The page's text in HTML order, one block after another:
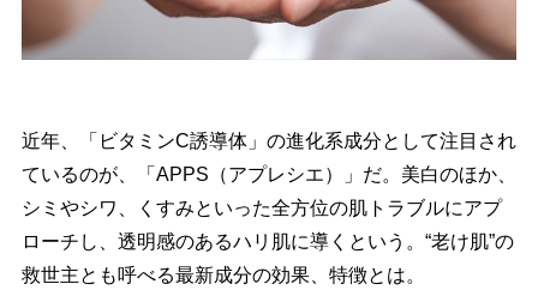
近年、「ビタミンC誘導体」の進化系成分として注目され
ているのが、「APPS（アプレシエ）」だ。美白のほか、
シミやシワ、くすみといった全方位の肌トラブルにアプ
ローチし、透明感のあるハリ肌に導くという。“老け肌”の
救世主とも呼べる最新成分の効果、特徴とは。